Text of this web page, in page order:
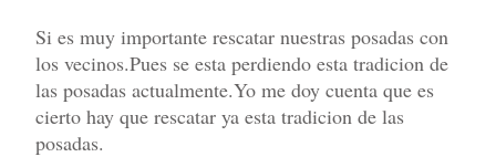
Si es muy importante rescatar nuestras posadas con
los vecinos.Pues se esta perdiendo esta tradicion de
las posadas actualmente.Yo me doy cuenta que es
cierto hay que rescatar ya esta tradicion de las
posadas.